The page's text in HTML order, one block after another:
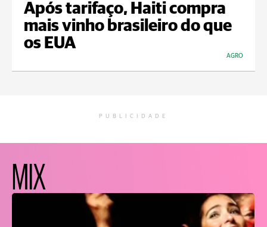
Após tarifaço, Haiti compra
mais vinho brasileiro do que
os EUA
AGRO
PUBLICIDADE
MIX